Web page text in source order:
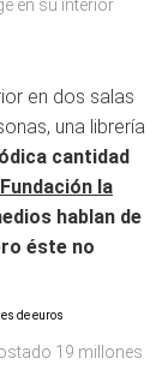
en su interior
en dos salas
una librería
cantidad
Fundación la
hablan de
éste no
19 millones